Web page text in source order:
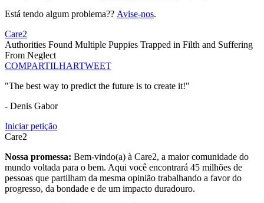
Está tendo algum problema?? Avise-nos.
Care2
Authorities Found Multiple Puppies Trapped in Filth and Suffering
From Neglect
COMPARTILHARTWEET
"The best way to predict the future is to create it!"
- Denis Gabor
Iniciar petição
Care2
Nossa promessa: Bem-vindo(a) à Care2, a maior comunidade do
mundo voltada para o bem. Aqui você encontrará 45 milhões de
pessoas que partilham da mesma opinião trabalhando a favor do
progresso, da bondade e de um impacto duradouro.